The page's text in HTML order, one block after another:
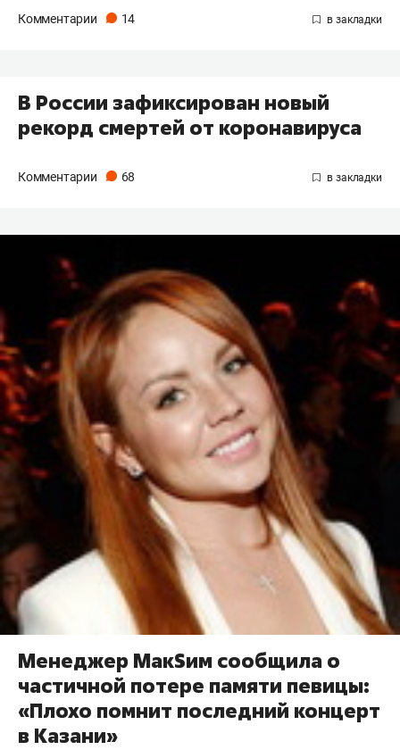
Комментарии 14
В России зафиксирован новый
рекорд смертей от коронавируса
Комментарии 68
Менеджер МакSим сообщила о
частичной потере памяти певицы:
«Плохо помнит последний концерт
в Казани»